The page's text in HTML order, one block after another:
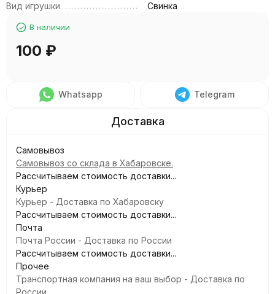
Вид игрушки
Свинка
В наличии
100 ₽
Whatsapp Telegram
Самовывоз
Самовывоз со склада в Хабаровске.
Рассчитываем стоимость доставки...
Курьер
Курьер - Доставка по Хабаровску
Рассчитываем стоимость доставки...
Почта
Почта России - Доставка по России
Рассчитываем стоимость доставки...
Прочее
Транспортная компания на ваш выбор - Доставка по
России